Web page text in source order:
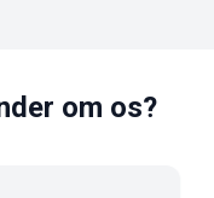
om os?